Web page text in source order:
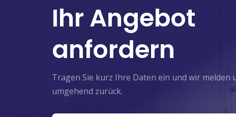
Ihr Angebot
anfordern
Tragen Sie kurz Ihre Daten ein und wir melden
umgehend zurück.